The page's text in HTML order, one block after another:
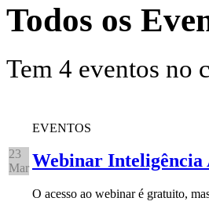
Todos os
Tem 4 eventos no
23
Mar
EVENTOS
Webinar Inteligência
O acesso ao webinar é gratuito,